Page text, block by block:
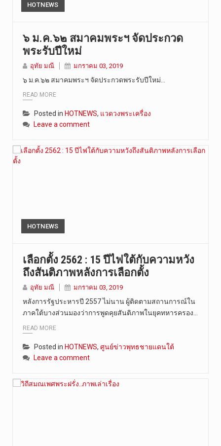
HOTNEWS
๖ ม.ค.๖๒ สมาคมพระฯ จัดประกวด
พระรับปีใหม่
อุทัย มณี มกราคม 03, 2019
๖ ม.ค.๖๒ สมาคมพระฯ จัดประกวดพระรับปีใหม่…
READ MORE
Posted in HOTNEWS, แวดวงพระเครื่อง
Leave a comment
HOTNEWS
เลือกตั้ง 2562 : 15 ปีไฟใต้กับความหวัง
ถึงสันติภาพหลังการเลือกตั้ง
อุทัย มณี มกราคม 03, 2019
หลังการรัฐประหารปี 2557 ไม่นาน ผู้ติดตามสถานการณ์ใน
ภาคใต้บางส่วนมองว่าการพูดคุยสันติภาพในยุคทหารครอง…
READ MORE
Posted in HOTNEWS, ศูนย์ข่าวพุทธชายแดนใต้
Leave a comment